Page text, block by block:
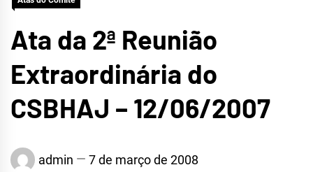
Ata da 2ª Reunião
Extraordinária do
CSBHAJ – 12/06/2007
admin 7 de março de 2008